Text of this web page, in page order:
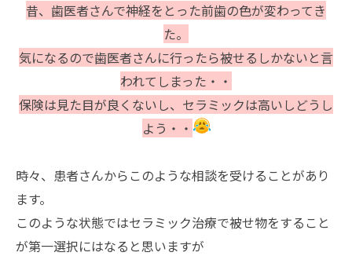
昔、歯医者さんで神経をとった前歯の色が変わってき
た。
気になるので歯医者さんに行ったら被せるしかないと言
われてしまった・・
保険は見た目が良くないし、セラミックは高いしどうし
よう・・
時々、患者さんからこのような相談を受けることがあり
ます。
このような状態ではセラミック治療で被せ物をすること
が第一選択にはなると思いますが